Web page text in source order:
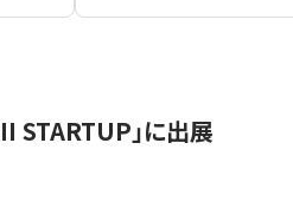
STARTUP」に出展